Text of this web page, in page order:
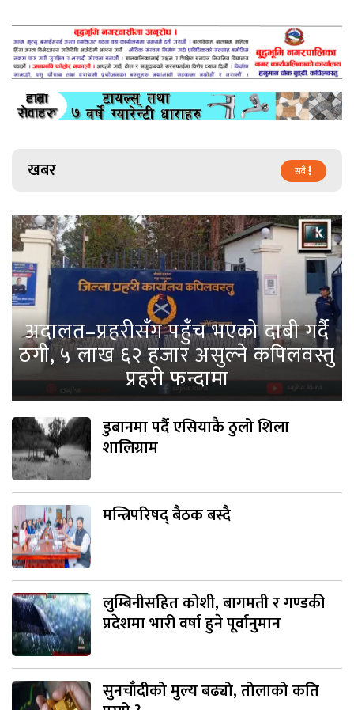
खबर सबै
अदालत–प्रहरीसँग पहुँच भएको दाबी गर्दै
ठगी, ५ लाख ६२ हजार असुल्ने कपिलवस्तु
प्रहरी फन्दामा
डुबानमा पर्दै एसियाकै ठुलो शिला
शालिग्राम
मन्त्रिपरिषद् बैठक बस्दै
लुम्बिनीसहित कोशी, बागमती र गण्डकी
प्रदेशमा भारी वर्षा हुने पूर्वानुमान
सुनचाँदीको मुल्य बढ्यो, तोलाको कति